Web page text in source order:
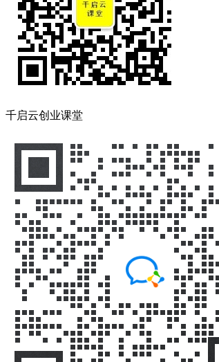
千启云创业课堂